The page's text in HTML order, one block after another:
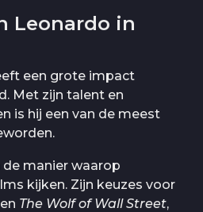
Leonardo in
een grote impact
Met zijn talent en
is hij een van de meest
de manier waarop
kijken. Zijn keuzes voor
en The Wolf of Wall Street,